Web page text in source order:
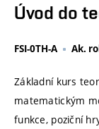
Úvod do
FSI-0TH-A Ak.
Základní kurs
matematickým
funkce, poziční